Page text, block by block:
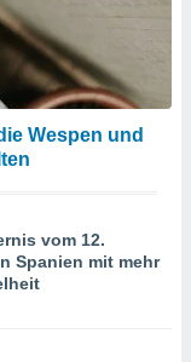
Wespen und
vom 12.
Spanien mit mehr